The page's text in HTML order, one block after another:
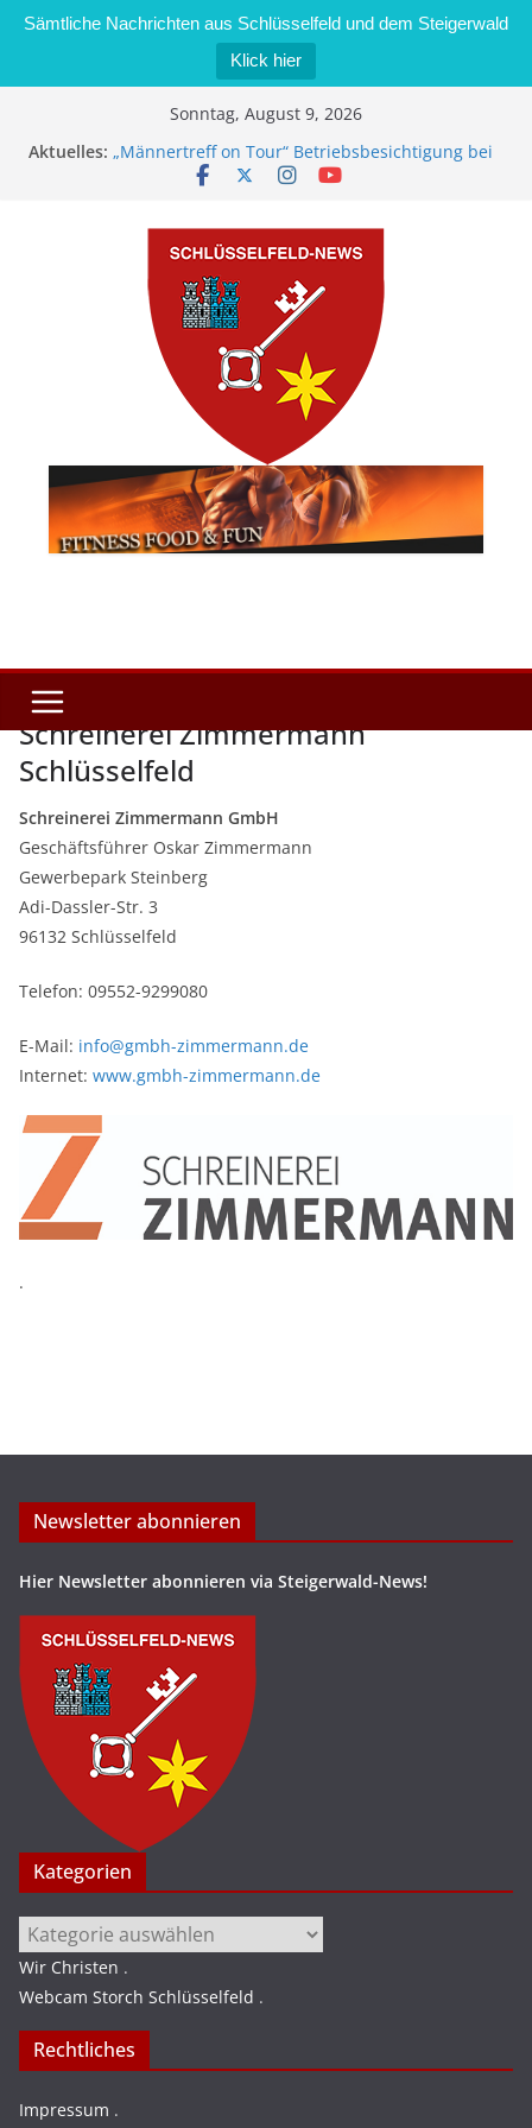
Sämtliche Nachrichten aus Schlüsselfeld und dem Steigerwald
Klick hier
Sonntag, August 9, 2026
Aktuelles: „Männertreff on Tour“ Betriebsbesichtigung bei
der Schreinerei Zimmermann GmbH
Brand in Sägewerk in Bernroth schnell unter
Kontrolle
Stadt Schlüsselfeld bietet Online-Anmeldung für
Kindergartenplätze an
Dieseldiebstahl im Wert von 600 Euro
Schreinerei Zimmermann
Schlüsselfeld
Schreinerei Zimmermann GmbH
Geschäftsführer Oskar Zimmermann
Gewerbepark Steinberg
Adi-Dassler-Str. 3
96132 Schlüsselfeld
Telefon: 09552-9299080
E-Mail: info@gmbh-zimmermann.de
Internet: www.gmbh-zimmermann.de
.
Newsletter abonnieren
Hier Newsletter abonnieren via Steigerwald-News!
Kategorien
Kategorien
Wir Christen .
Webcam Storch Schlüsselfeld .
Rechtliches
Impressum .